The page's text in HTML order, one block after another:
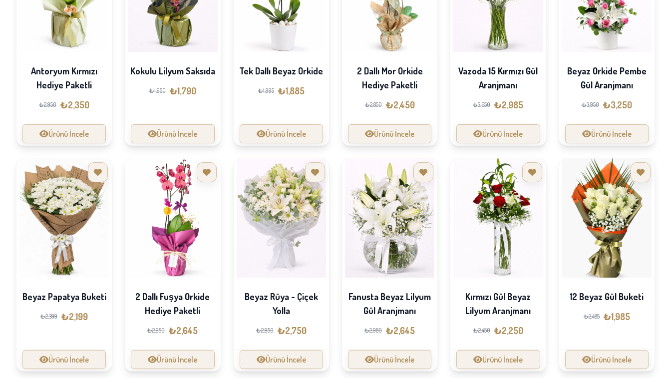
Antoryum Kırmızı
Hediye Paketli
₺2,950 ₺2,350
Ürünü İncele
Kokulu Lilyum Saksıda
₺1,950 ₺1,790
Ürünü İncele
Tek Dallı Beyaz Orkide
₺1,995 ₺1,885
Ürünü İncele
2 Dallı Mor Orkide
Hediye Paketli
₺2,850 ₺2,450
Ürünü İncele
Vazoda 15 Kırmızı Gül
Aranjmanı
₺3,650 ₺2,985
Ürünü İncele
Beyaz Orkide Pembe
Gül Aranjmanı
₺3,950 ₺3,250
Ürünü İncele
Beyaz Papatya Buketi
₺2,399 ₺2,199
Ürünü İncele
2 Dallı Fuşya Orkide
Hediye Paketli
₺2,950 ₺2,645
Ürünü İncele
Beyaz Rüya - Çiçek
Yolla
₺2,950 ₺2,750
Ürünü İncele
Fanusta Beyaz Lilyum
Gül Aranjmanı
₺2,980 ₺2,645
Ürünü İncele
Kırmızı Gül Beyaz
Lilyum Aranjmanı
₺2,450 ₺2,250
Ürünü İncele
12 Beyaz Gül Buketi
₺2,485 ₺1,985
Ürünü İncele